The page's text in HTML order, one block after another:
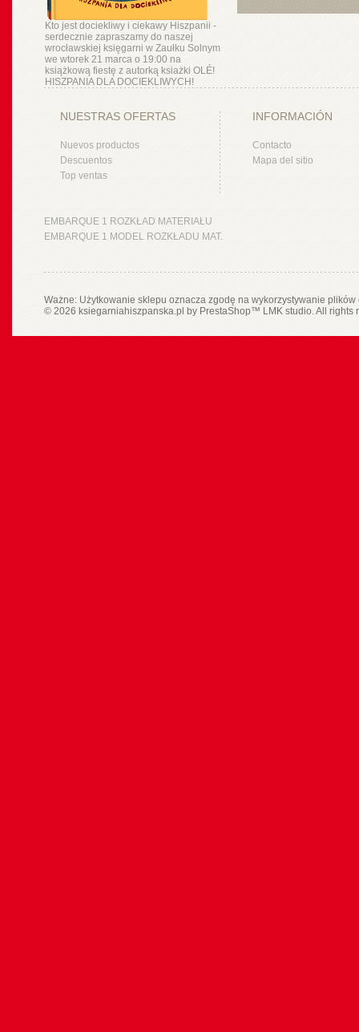
Kto jest dociekliwy i ciekawy Hiszpanii -
serdecznie zapraszamy do naszej
wrocławskiej księgarni w Zaułku Solnym
we wtorek 21 marca o 19:00 na
książkową fiestę z autorką ksiażki OLÉ!
HISZPANIA DLA DOCIEKLIWYCH!
NUESTRAS OFERTAS
Nuevos productos
Descuentos
Top ventas
INFORMACIÓN
Contacto
Mapa del sitio
EMBARQUE 1 ROZKŁAD MATERIAŁU
EMBARQUE 1 MODEL ROZKŁADU MAT.
Ważne: Użytkowanie sklepu oznacza zgodę na wykorzystywanie
© 2026 ksiegarniahiszpanska.pl by PrestaShop™ LMK studio. All rights